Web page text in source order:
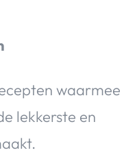
waarmee
lekkerste en